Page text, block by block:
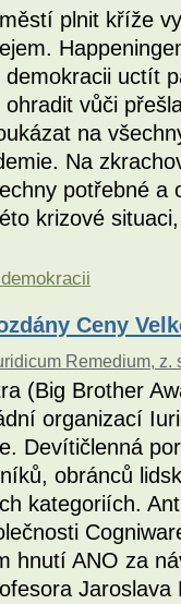
plnit kříže
demokracii uctít
vůči
na
Na
potřebné a
krizové
Ceny
Remedium, z.
(Big Brother
organizací
Devítičlenná
obránců
kategoriích.
hnutí ANO za